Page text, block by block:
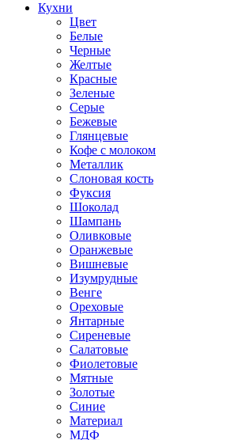
Кухни
Цвет
Белые
Черные
Желтые
Красные
Зеленые
Серые
Бежевые
Глянцевые
Кофе с молоком
Металлик
Слоновая кость
Фуксия
Шоколад
Шампань
Оливковые
Оранжевые
Вишневые
Изумрудные
Венге
Ореховые
Янтарные
Сиреневые
Салатовые
Фиолетовые
Мятные
Золотые
Синие
Материал
МДФ